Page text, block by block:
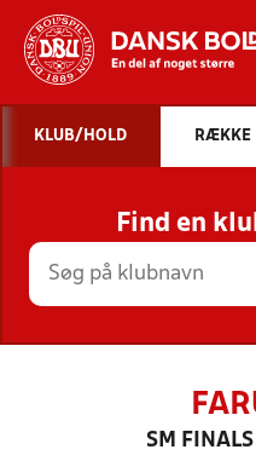
STILLINGER,
KLUB/HOLD RÆKKE
Find en
SM